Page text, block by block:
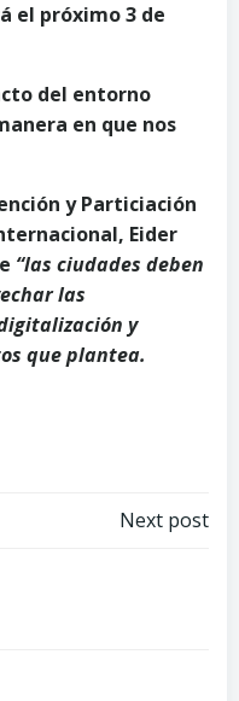
el próximo 3 de
del entorno
en que nos
y Particiación
Eider
“las ciudades deben
las
y
que plantea.
Next post